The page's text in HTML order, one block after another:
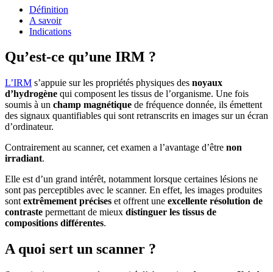
Définition
A savoir
Indications
Qu’est-ce qu’une IRM ?
L’IRM s’appuie sur les propriétés physiques des noyaux
d’hydrogène qui composent les tissus de l’organisme. Une fois
soumis à un champ magnétique de fréquence donnée, ils émettent
des signaux quantifiables qui sont retranscrits en images sur un écran
d’ordinateur.
Contrairement au scanner, cet examen a l’avantage d’être non
irradiant.
Elle est d’un grand intérêt, notamment lorsque certaines lésions ne
sont pas perceptibles avec le scanner. En effet, les images produites
sont extrêmement précises et offrent une excellente résolution de
contraste permettant de mieux distinguer les tissus de
compositions différentes.
A quoi sert un scanner ?